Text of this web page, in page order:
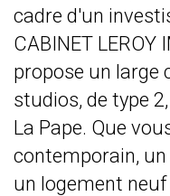
cadre d'un
CABINET LEROY
propose un large
studios, de type
La Pape. Que
contemporain,
un logement neuf